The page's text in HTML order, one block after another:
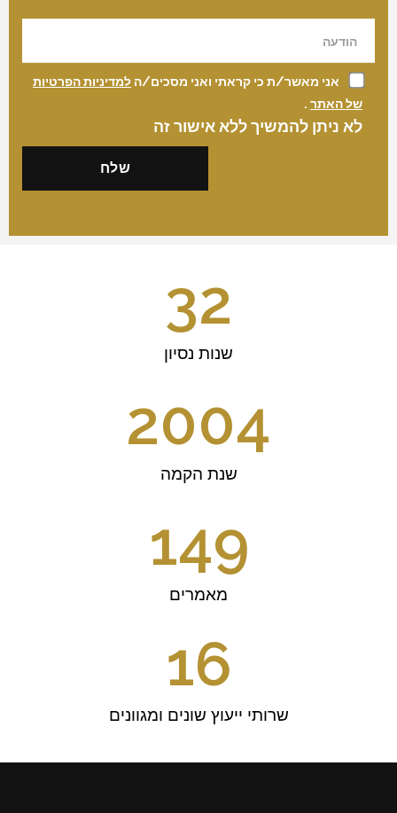
אני מאשר/ת כי קראתי ואני מסכים/הלמדיניות הפרטיות
של האתר.
לא ניתן להמשיך ללא אישור זה
שנות נסיון
32
שנת הקמה
2004
מאמרים
149
שרותי ייעוץ שונים ומגוונים
16